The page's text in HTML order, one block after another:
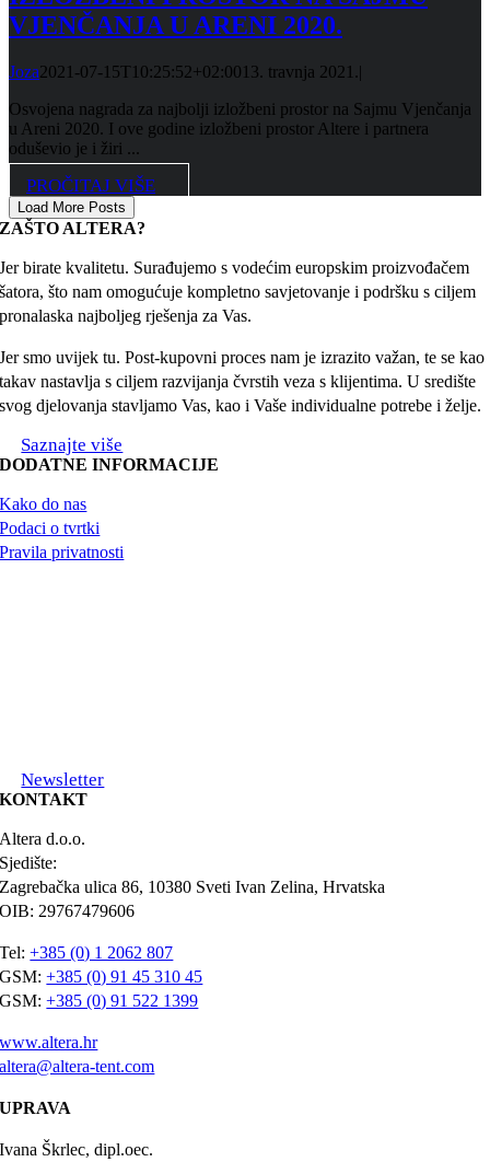
VJENČANJA U ARENI 2020.
Joza2021-07-15T10:25:52+02:00 13. travnja 2021.|
Osvojena nagrada za najbolji izložbeni prostor na Sajmu Vjenčanja
u Areni 2020. I ove godine izložbeni prostor Altere i partnera
oduševio je i žiri ...
PROČITAJ VIŠE
Load More Posts
ZAŠTO ALTERA?
Jer birate kvalitetu. Surađujemo s vodećim europskim proizvođačem
šatora, što nam omogućuje kompletno savjetovanje i podršku s ciljem
pronalaska najboljeg rješenja za Vas.
Jer smo uvijek tu. Post-kupovni proces nam je izrazito važan, te se kao
takav nastavlja s ciljem razvijanja čvrstih veza s klijentima. U središte
svog djelovanja stavljamo Vas, kao i Vaše individualne potrebe i želje.
Saznajte više
DODATNE INFORMACIJE
Kako do nas
Podaci o tvrtki
Pravila privatnosti
Newsletter
KONTAKT
Altera d.o.o.
Sjedište:
Zagrebačka ulica 86, 10380 Sveti Ivan Zelina, Hrvatska
OIB: 29767479606
Tel:+385 (0) 1 2062 807
GSM:+385 (0) 91 45 310 45
GSM:+385 (0) 91 522 1399
www.altera.hr
altera@altera-tent.com
UPRAVA
Ivana Škrlec, dipl.oec.